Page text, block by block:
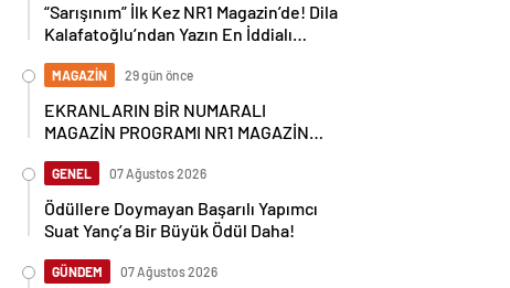
“Sarışınım” İlk Kez NR1 Magazin’de! Dila
Kalafatoğlu’ndan Yazın En İddialı
MAGAZİN 29 gün önce
EKRANLARIN BİR NUMARALI
MAGAZİN PROGRAMI NR1 MAGAZİN
GENEL 07 Ağustos 2026
Ödüllere Doymayan Başarılı Yapımcı
Suat Yanç’a Bir Büyük Ödül Daha!
GÜNDEM 07 Ağustos 2026